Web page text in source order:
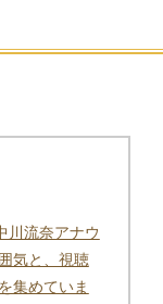
川流奈アナウ
気と、視聴
集めていま